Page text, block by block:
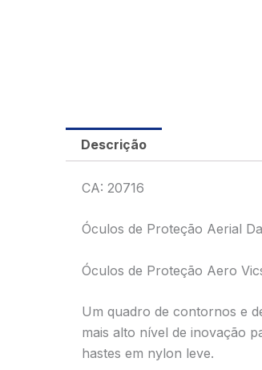
Descrição
CA: 20716
Óculos de Proteção Aerial
Óculos de Proteção Aero
Um quadro de contornos e
mais alto nível de inovação
hastes em nylon leve.